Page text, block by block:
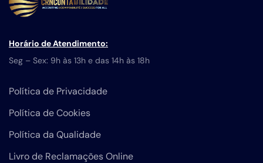
Horário de Atendimento:
Seg – Sex: 9h às 13h e das 14h às 18h
Política de Privacidade
Política de Cookies
Política da Qualidade
Livro de Reclamações Online